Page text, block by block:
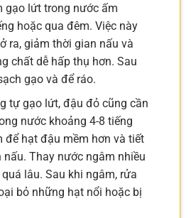
gạo lứt trong nước ấm
hoặc qua đêm. Việc này
ra, giảm thời gian nấu và
chất dễ hấp thụ hơn. Sau
gạo và để ráo.
tự gạo lứt, đậu đỏ cũng cần
nước khoảng 4-8 tiếng
để hạt đậu mềm hơn và tiết
nấu. Thay nước ngâm nhiều
lâu. Sau khi ngâm, rửa
bỏ những hạt nổi hoặc bị